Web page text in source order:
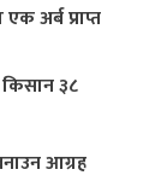
अर्ब प्राप्त
३८
आग्रह